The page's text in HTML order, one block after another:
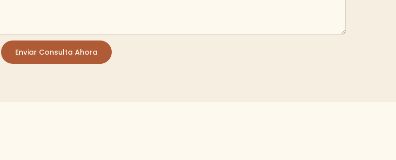
Enviar Consulta Ahora